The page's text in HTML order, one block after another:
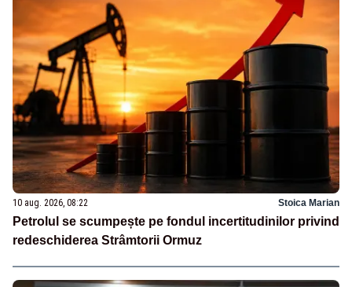
10 aug. 2026, 08:22 Stoica Marian
Petrolul se scumpește pe fondul incertitudinilor privind
redeschiderea Strâmtorii Ormuz